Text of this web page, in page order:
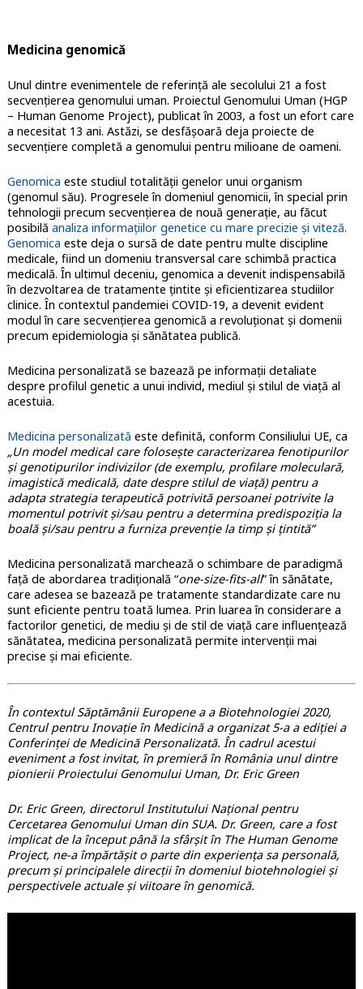
Medicina genomică
Unul dintre evenimentele de referință ale secolului 21 a fost
secvențierea genomului uman. Proiectul Genomului Uman (HGP
– Human Genome Project), publicat în 2003, a fost un efort care
a necesitat 13 ani. Astăzi, se desfășoară deja proiecte de
secvențiere completă a genomului pentru milioane de oameni.
Genomica este studiul totalității genelor unui organism
(genomul său). Progresele în domeniul genomicii, în special prin
tehnologii precum secvențierea de nouă generație, au făcut
posibilă analiza informațiilor genetice cu mare precizie și viteză.
Genomica este deja o sursă de date pentru multe discipline
medicale, fiind un domeniu transversal care schimbă practica
medicală. În ultimul deceniu, genomica a devenit indispensabilă
în dezvoltarea de tratamente țintite și eficientizarea studiilor
clinice. În contextul pandemiei COVID-19, a devenit evident
modul în care secvențierea genomică a revoluționat și domenii
precum epidemiologia şi sănătatea publică.
Medicina personalizată se bazează pe informații detaliate
despre profilul genetic a unui individ, mediul și stilul de viață al
acestuia.
Medicina personalizată este definită, conform Consiliului UE, ca
„Un model medical care folosește caracterizarea fenotipurilor
și genotipurilor indivizilor (de exemplu, profilare moleculară,
imagistică medicală, date despre stilul de viață) pentru a
adapta strategia terapeutică potrivită persoanei potrivite la
momentul potrivit și/sau pentru a determina predispoziția la
boală și/sau pentru a furniza prevenție la timp și țintită”
Medicina personalizată marchează o schimbare de paradigmă
față de abordarea tradițională “one-size-fits-all” în sănătate,
care adesea se bazează pe tratamente standardizate care nu
sunt eficiente pentru toată lumea. Prin luarea în considerare a
factorilor genetici, de mediu și de stil de viață care influențează
sănătatea, medicina personalizată permite intervenții mai
precise și mai eficiente.
În contextul Săptămânii Europene a a Biotehnologiei 2020,
Centrul pentru Inovație în Medicină a organizat 5-a a ediției a
Conferinței de Medicină Personalizată. În cadrul acestui
eveniment a fost invitat, în premieră în România unul dintre
pionierii Proiectului Genomului Uman, Dr. Eric Green
Dr. Eric Green, directorul Institutului Național pentru
Cercetarea Genomului Uman din SUA. Dr. Green, care a fost
implicat de la început până la sfârșit în The Human Genome
Project, ne-a împărtășit o parte din experiența sa personală,
precum și principalele direcții în domeniul biotehnologiei și
perspectivele actuale și viitoare în genomică.